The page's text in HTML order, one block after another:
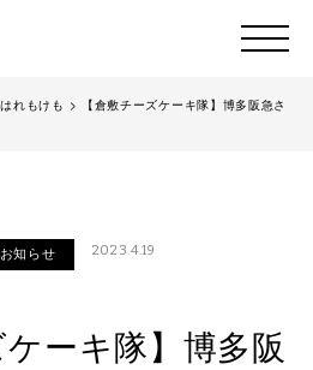
はれもけも >
【倉敷チーズケーキ隊】博多阪急さ
知らせ 2023.4.19
ケーキ隊】博多阪